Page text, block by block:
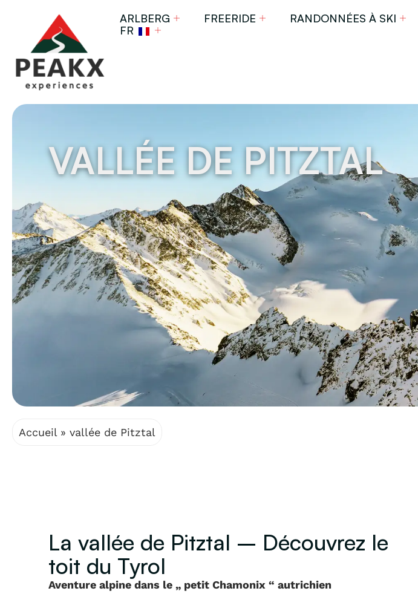
ARLBERG FREERIDE RANDONNÉES À SKI
FR
VALLÉE DE PITZTAL
Accueil » vallée de Pitztal
La vallée de Pitztal – Découvrez le
toit du Tyrol
Aventure alpine dans le „ petit Chamonix “ autrichien